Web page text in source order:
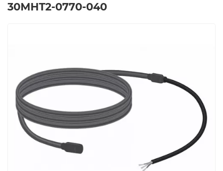
30МНТ2-0770-040